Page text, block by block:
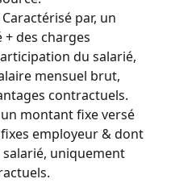
Caractérisé par, un
des charges
du salarié,
mensuel brut,
contractuels.
montant fixe versé
employeur & dont
uniquement